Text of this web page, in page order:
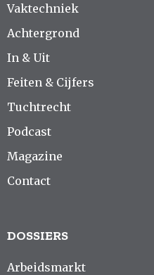
Vaktechniek
Achtergrond
In & Uit
Feiten & Cijfers
Tuchtrecht
Podcast
Magazine
Contact
DOSSIERS
Arbeidsmarkt